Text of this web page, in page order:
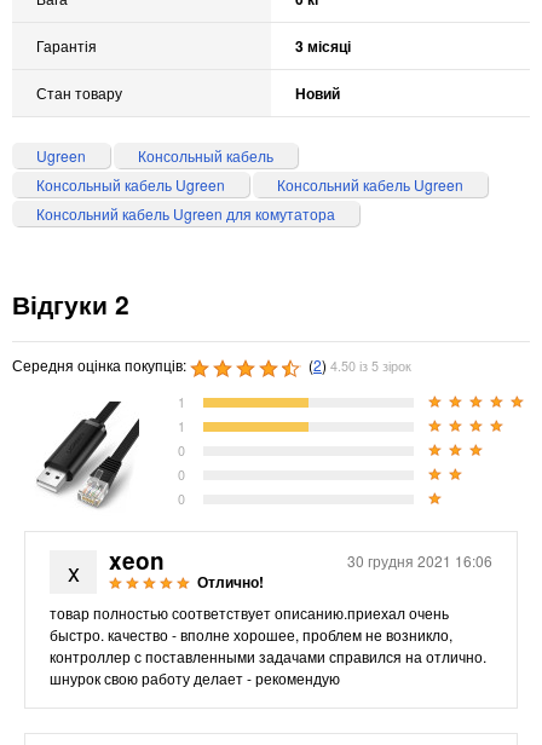
Гарантія 3 місяці
Стан товару Новий
Ugreen
Консольный кабель
Консольный кабель Ugreen
Консольний кабель Ugreen
Консольний кабель Ugreen для комутатора
Відгуки 2
Середня оцінка покупців: (2) 4.50 із 5 зірок
1
1
0
0
0
30 грудня 2021 16:06
x xeon
Отлично!
товар полностью соответствует описанию.приехал очень
быстро. качество - вполне хорошее, проблем не возникло,
контроллер с поставленными задачами справился на отлично.
шнурок свою работу делает - рекомендую